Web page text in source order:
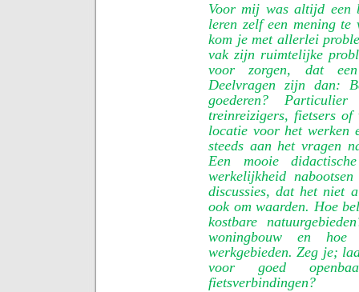
Voor mij was altijd een
leren zelf een mening
kom je met allerlei
vak zijn ruimtelijke
voor zorgen, dat
Deelvragen zijn dan:
goederen?
treinreizigers, fietsers of
locatie voor het werken
steeds aan het vragen
Een mooie
werkelijkheid
discussies, dat het niet
ook om waarden. Hoe
kostbare
woningbouw en
werkgebieden. Zeg je;
voor goed
fietsverbindingen?